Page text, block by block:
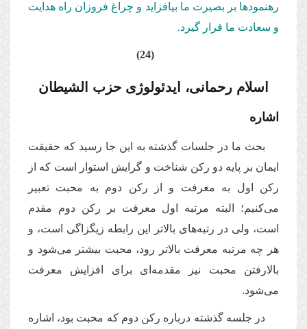
رهنمودها بر بصیرت ما بیافزاید و چراغ فروزان راه هدایت
و سعادت ما قرار گیرد.
(24)
اسلام رحمانی، ایدئولوژی حزب الشیطان
اشاره
بحث ما در جلسات گذشته به این جا رسید که حقیقت
ایمان بر پایه دو رکن شناخت و گرایش استوار است که از
رکن اول به معرفت و از رکن دوم به محبت تعبیر
می‌کنیم؛ البته مرتبه اول معرفت بر رکن دوم مقدم
است، ولی در رتبه‌های بالاتر این رابطه زیگزاگی است، و
هر چه مرتبه معرفت بالاتر ‌رود، محبت بیشتر می‌شود و
بالارفتن محبت نیز مقدمه‌ای برای افزایش معرفت
می‌شود.
در جلسه گذشته درباره رکن دوم که محبت بود، اشاره